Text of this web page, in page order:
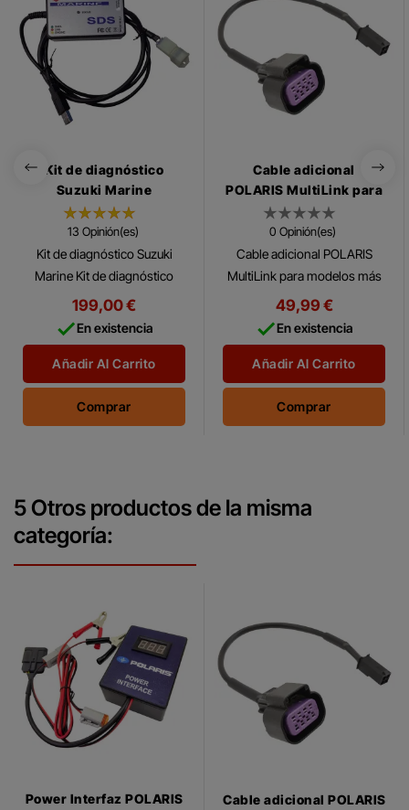
Kit de diagnóstico
Suzuki Marine
13 Opinión(es)
Kit de diagnóstico Suzuki
Marine Kit de diagnóstico
para motores fueraborda
Suzuki. Este kit diagnóstico
original de Suzuki (Suzuki®
Diagnostics...
199,00 €
En existencia
Añadir Al Carrito
Comprar
Cable adicional
POLARIS MultiLink para
modelos más antiguos
0 Opinión(es)
Cable adicional POLARIS
MultiLink para modelos más
antiguos POLARIS MultiLink
Cable adapter for connecting
to older models.
49,99 €
En existencia
Añadir Al Carrito
Comprar
5 Otros productos de la misma
categoría:
Power Interfaz POLARIS
Cable adicional POLARIS